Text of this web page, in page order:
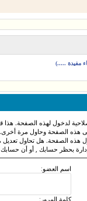
مفيدة .....)
لدخول لهذه الصفحة. هذا
هذه الصفحة وحاول مرة أخرى.
هذه الصفحة. هل تحاول
بحظر حسابك , أو أن حسابك
اسم العضو:
كلمة المرور: